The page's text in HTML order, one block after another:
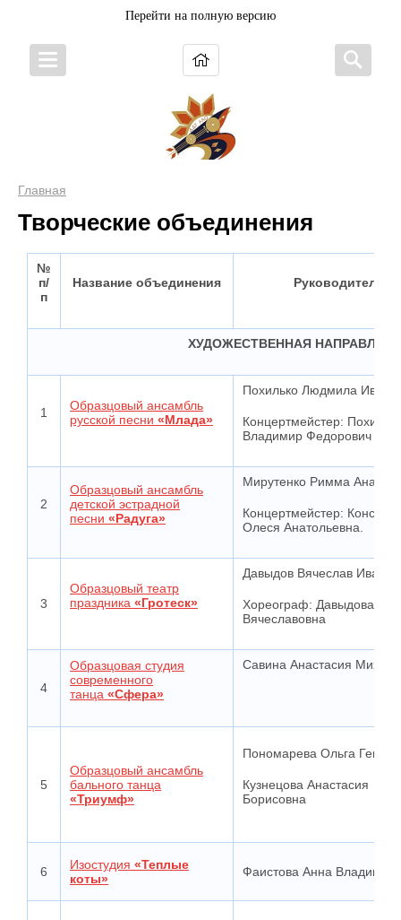
Перейти на полную версию
Главная
Творческие объединения
№
п/
п
Название объединения Руководитель
ХУДОЖЕСТВЕННАЯ
1
Образцовый ансамбль
русской песни «Млада»
Похилько Людмила
Концертмейстер:
Владимир Федорович
2
Образцовый ансамбль
детской эстрадной
песни «Радуга»
Мирутенко Римма
Концертмейстер:
Олеся Анатольевна.
3
Образцовый театр
праздника «Гротеск»
Давыдов Вячеслав
Хореограф: Давыдова
Вячеславовна
4
Образцовая студия
современного
танца «Сфера»
Савина Анастасия
5
Образцовый ансамбль
бального танца
«Триумф»
Пономарева Ольга
Кузнецова Анастасия
Борисовна
6 Изостудия «Теплые
коты»
Фаистова Анна